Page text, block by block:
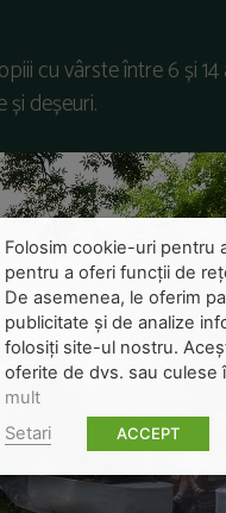
cu vârste între 6 și
deșeuri.
Folosim cookie-uri pentru
pentru a oferi funcții de
De asemenea, le oferim
publicitate și de analize
folosiți site-ul nostru.
oferite de dvs. sau culese
mult
Setari
ACCEPT